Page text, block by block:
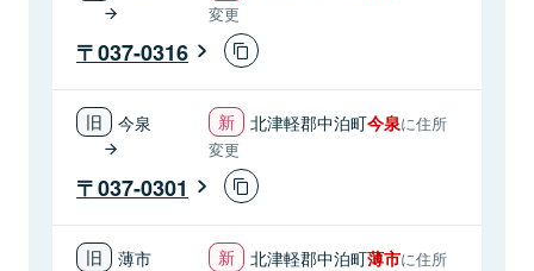
変更
037-0316
今泉 北津軽郡中泊町今泉に住所
変更
037-0301
薄市 北津軽郡中泊町薄市に住所